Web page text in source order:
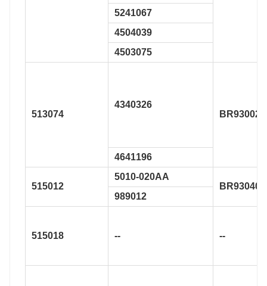
5241067
4504039
4503075
513074
4340326
4641196
515012
5010-020AA
BR930405
989012
515018 -- --